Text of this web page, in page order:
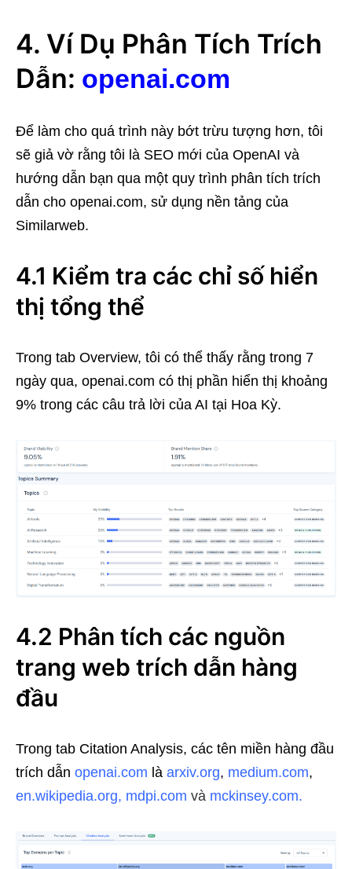
4. Ví Dụ Phân Tích Trích
Dẫn: openai.com
Để làm cho quá trình này bớt trừu tượng hơn, tôi
sẽ giả vờ rằng tôi là SEO mới của OpenAI và
hướng dẫn bạn qua một quy trình phân tích trích
dẫn cho openai.com, sử dụng nền tảng của
Similarweb.
4.1 Kiểm tra các chỉ số hiển
thị tổng thể
Trong tab Overview, tôi có thể thấy rằng trong 7
ngày qua, openai.com có thị phần hiển thị khoảng
9% trong các câu trả lời của AI tại Hoa Kỳ.
4.2 Phân tích các nguồn
trang web trích dẫn hàng
đầu
Trong tab Citation Analysis, các tên miền hàng đầu
trích dẫn openai.com là arxiv.org, medium.com,
en.wikipedia.org, mdpi.com và mckinsey.com.